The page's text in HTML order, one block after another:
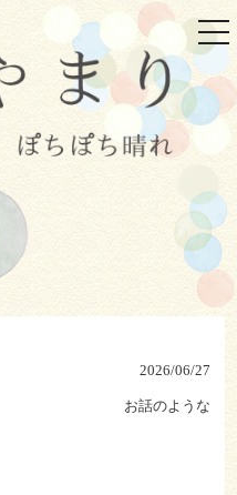
2026/06/27
お話のような